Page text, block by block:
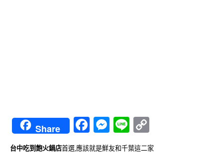
Share Facebook
Messenger
Line
Link
台中吃到飽火鍋店首選,應該就是鮮友和千葉這二家